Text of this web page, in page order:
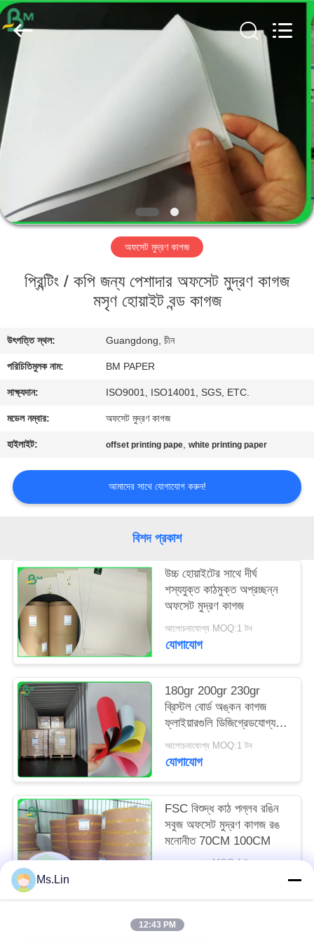
বাড়ি
পণ্য
কারখানা
যোগাযোগ
করুন
খবর
কেস
PRIVACY
POLICY
GUANGZHOU
BMPAPER
CO.,
LTD..
Rights
Reserved.
অফসেট মুদ্রণ কাগজ
প্রিন্টিং / কপি জন্য পেশাদার অফসেট মুদ্রণ কাগজ
মসৃণ হোয়াইট বন্ড কাগজ
উৎপত্তি স্থল: Guangdong, চীন
পরিচিতিমুলক নাম: BM PAPER
সাক্ষ্যদান: ISO9001, ISO14001, SGS, ETC.
মডেল নম্বার: অফসেট মুদ্রণ কাগজ
হাইলাইট: offset printing pape,white printing paper
আমাদের সাথে যোগাযোগ করুন!
বিশদ প্রকাশ
উচ্চ হোয়াইটের সাথে দীর্ঘ
শস্যযুক্ত কাঠমুক্ত অপ্রচ্ছন্ন
অফসেট মুদ্রণ কাগজ
আলোচনাযোগ্য MOQ:1 টন
যোগাযোগ
180gr 200gr 230gr
ব্রিস্টল বোর্ড অঙ্কন কাগজ
ফ্লাইয়ারগুলি ডিজিগ্রেডযোগ্য
আলোচনাযোগ্য MOQ:1 টন
যোগাযোগ
FSC বিশুদ্ধ কাঠ পল্লব রঙিন
সবুজ অফসেট মুদ্রণ কাগজ রঙ
মনোনীত 70CM 100CM
আলোচনাযোগ্য MOQ:1 টন
Ms.Lin
12:43 PM